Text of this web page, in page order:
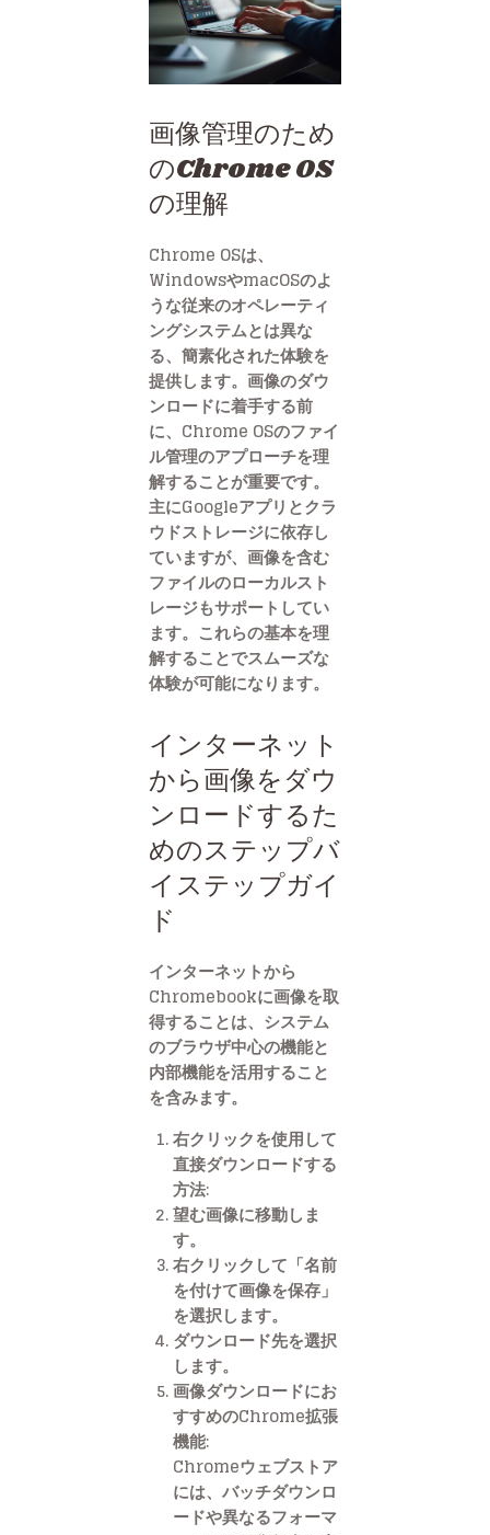
画像管理のため
のChrome OS
の理解
Chrome OSは、
WindowsやmacOSのよ
うな従来のオペレーティ
ングシステムとは異な
る、簡素化された体験を
提供します。画像のダウ
ンロードに着手する前
に、Chrome OSのファイ
ル管理のアプローチを理
解することが重要です。
主にGoogleアプリとクラ
ウドストレージに依存し
ていますが、画像を含む
ファイルのローカルスト
レージもサポートしてい
ます。これらの基本を理
解することでスムーズな
体験が可能になります。
インターネット
から画像をダウ
ンロードするた
めのステップバ
イステップガイ
ド
インターネットから
Chromebookに画像を取
得することは、システム
のブラウザ中心の機能と
内部機能を活用すること
を含みます。
右クリックを使用して
直接ダウンロードする
方法:
望む画像に移動しま
す。
右クリックして「名前
を付けて画像を保存」
を選択します。
ダウンロード先を選択
します。
画像ダウンロードにお
すすめのChrome拡張
機能:
Chromeウェブストア
には、バッチダウンロ
ードや異なるフォーマ